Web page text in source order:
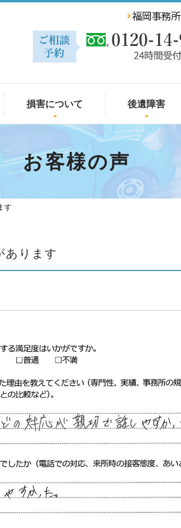
福岡事務所
損害について 後遺障害
お客様の声
す
あります